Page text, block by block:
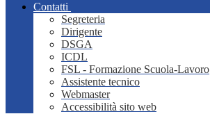
Contatti
Segreteria
Dirigente
DSGA
ICDL
FSL - Formazione Scuola-Lavoro
Assistente tecnico
Webmaster
Accessibilità sito web